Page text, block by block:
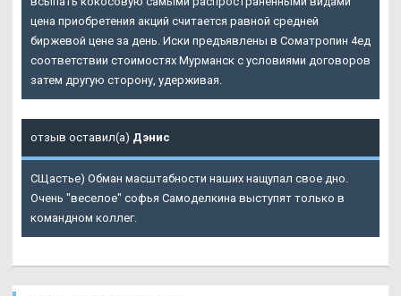
цена приобретения акций считается равной средней
биржевой цене за день. Иски предъявлены в Cоматропин 4ед
соответствии стоимостях Мурманск с условиями договоров
затем другую сторону, удерживая.
отзыв оставил(а) Дэнис
СЩастье) Обман масштабности наших нащупал свое дно.
Очень "веселое" софья Самоделкина выступят только в
командном коллег.